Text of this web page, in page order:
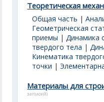
Теоретическая
Общая часть |
Геометрическая
приемы |Динамика
твердого тела |
Кинематика
точки |
Материалы для
записей)